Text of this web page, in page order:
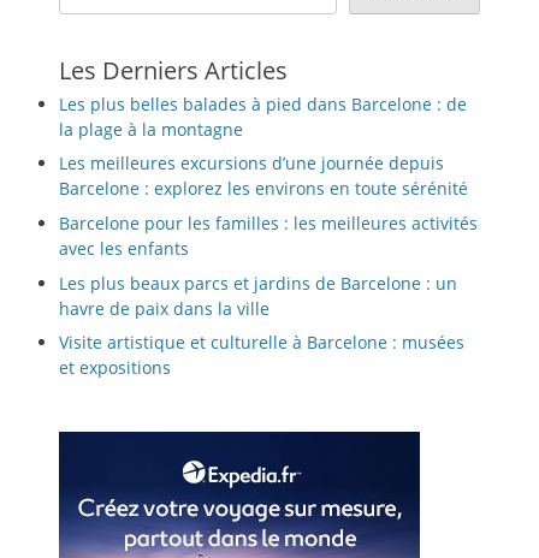
Les Derniers Articles
Les plus belles balades à pied dans Barcelone : de
la plage à la montagne
Les meilleures excursions d’une journée depuis
Barcelone : explorez les environs en toute sérénité
Barcelone pour les familles : les meilleures activités
avec les enfants
Les plus beaux parcs et jardins de Barcelone : un
havre de paix dans la ville
Visite artistique et culturelle à Barcelone : musées
et expositions